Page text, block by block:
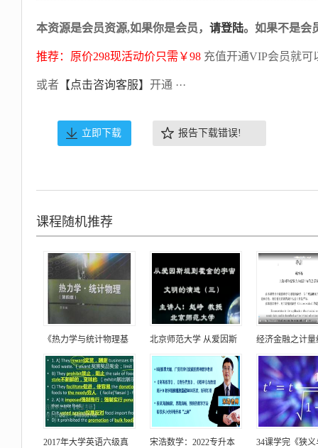
本资源是会员资源,如果你是会员， 请登陆。如果不是会
推荐：原价298现活动价只需￥98 充值开通VIP会员就可
或者 【点击咨询客服】 开通 ···
立即下载 报告下载错误!
课程随机推荐
《热力学与统计物理基 北京师范大学 从爱因斯 经济金融之计量
2017年大学英语六级真 宋浩数学：2022专升本 34课学完《狭